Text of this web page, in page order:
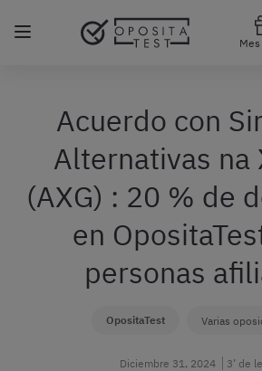
Regístrate gratis
Acuerdo con
Alternativas na
(AXG) : 20 % de
en
personas
OpositaTest Varias
Diciembre 31, 2024 3’ de